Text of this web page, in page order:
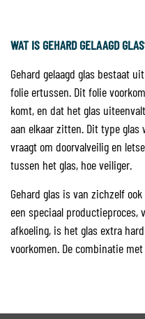
WAT IS GEHARD GELAAGD
Gehard gelaagd glas bestaat
folie ertussen. Dit folie
komt, en dat het glas
aan elkaar zitten. Dit type
vraagt om doorvalveilig en
tussen het glas, hoe veiliger.
Gehard glas is van zichzelf ook
een speciaal productieproces,
afkoeling, is het glas extra
voorkomen. De combinatie